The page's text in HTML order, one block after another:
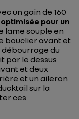
un gain de 160
optimisée pour un
lame souple en
bouclier avant et
débourrage du
par le dessus
et deux
et un aileron
sur la
ces